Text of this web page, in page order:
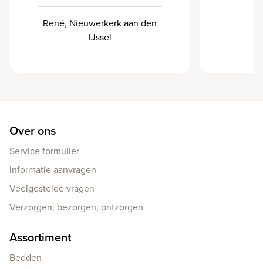
René, Nieuwerkerk aan den
IJssel
Over ons
Service formulier
Informatie aanvragen
Veelgestelde vragen
Verzorgen, bezorgen, ontzorgen
Assortiment
Bedden